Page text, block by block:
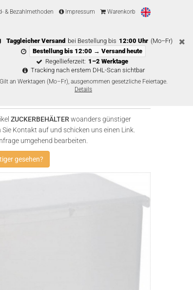
& Bezahlmethoden Impressum Warenkorb
Taggleicher Versand bei Bestellung bis 12:00 Uhr (Mo–Fr)
Bestellung bis 12:00 → Versand heute
Regellieferzeit: 1–2 Werktage
Tracking nach erstem DHL-Scan sichtbar
Gilt an Werktagen (Mo–Fr), ausgenommen gesetzliche Feiertage.
Details
ZUCKERBEHÄLTER woanders günstiger
Sie Kontakt auf und schicken uns einen Link.
umgehend bearbeiten.
gesehen?